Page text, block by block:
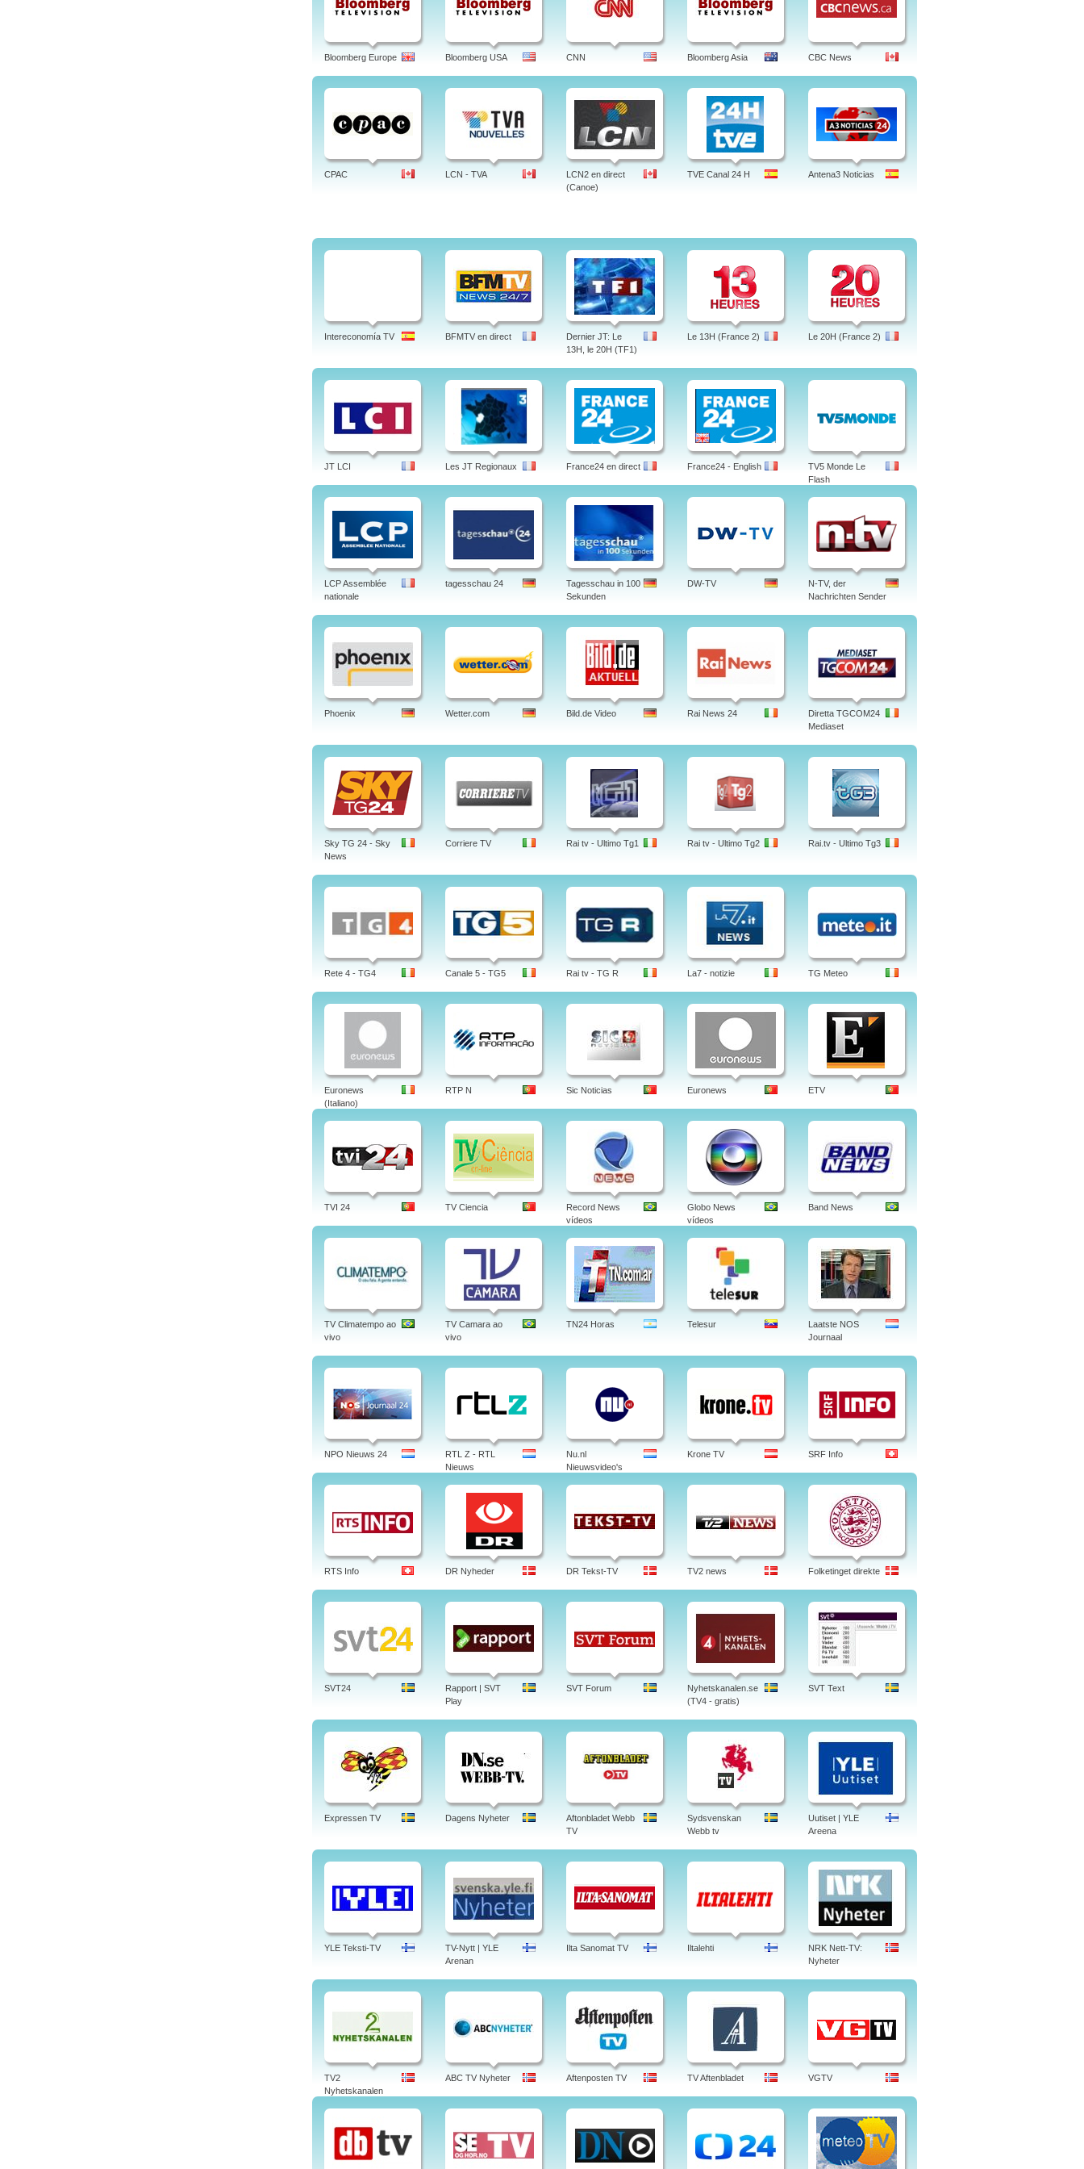
Bloomberg Europe Bloomberg USA CNN Bloomberg Asia CBC News
CPAC LCN - TVA
LCN2 en direct
(Canoe)
TVE Canal 24 H Antena3 Noticias
Intereconomía TV BFMTV en direct
Dernier JT: Le
13H, le 20H (TF1)
Le 13H (France 2) Le 20H (France 2)
JT LCI Les JT Regionaux France24 en direct France24 - English
TV5 Monde Le
Flash
LCP Assemblée
nationale
tagesschau 24
Tagesschau in 100
Sekunden
DW-TV
N-TV, der
Nachrichten Sender
Phoenix Wetter.com Bild.de Video Rai News 24
Diretta TGCOM24
Mediaset
Sky TG 24 - Sky
News
Corriere TV Rai tv - Ultimo Tg1 Rai tv - Ultimo Tg2 Rai.tv - Ultimo Tg3
Rete 4 - TG4 Canale 5 - TG5 Rai tv - TG R La7 - notizie TG Meteo
Euronews
(Italiano)
RTP N Sic Noticias Euronews ETV
TVI 24 TV Ciencia
Record News
vídeos
Globo News
vídeos
Band News
TV Climatempo ao
vivo
TV Camara ao
vivo
TN24 Horas Telesur
Laatste NOS
Journaal
NPO Nieuws 24
RTL Z - RTL
Nieuws
Nu.nl
Nieuwsvideo's
Krone TV SRF Info
RTS Info DR Nyheder DR Tekst-TV TV2 news Folketinget direkte
SVT24
Rapport | SVT
Play
SVT Forum
Nyhetskanalen.se
(TV4 - gratis)
SVT Text
Expressen TV Dagens Nyheter
Aftonbladet Webb
TV
Sydsvenskan
Webb tv
Uutiset | YLE
Areena
YLE Teksti-TV
TV-Nytt | YLE
Arenan
Ilta Sanomat TV Iltalehti
NRK Nett-TV:
Nyheter
TV2
Nyhetskanalen
ABC TV Nyheter Aftenposten TV TV Aftenbladet VGTV